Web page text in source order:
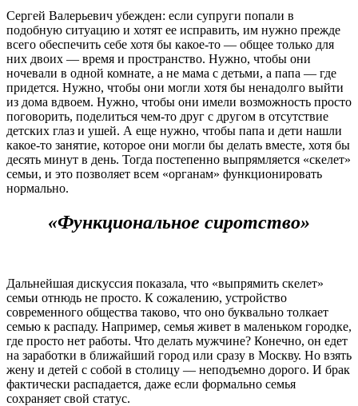
Сергей Валерьевич убежден: если супруги попали в
подобную ситуацию и хотят ее исправить, им нужно прежде
всего обеспечить себе хотя бы какое-то — общее только для
них двоих — время и пространство. Нужно, чтобы они
ночевали в одной комнате, а не мама с детьми, а папа — где
придется. Нужно, чтобы они могли хотя бы ненадолго выйти
из дома вдвоем. Нужно, чтобы они имели возможность просто
поговорить, поделиться чем-то друг с другом в отсутствие
детских глаз и ушей. А еще нужно, чтобы папа и дети нашли
какое-то занятие, которое они могли бы делать вместе, хотя бы
десять минут в день. Тогда постепенно выпрямляется «скелет»
семьи, и это позволяет всем «органам» функционировать
нормально.
«Функциональное сиротство»
Дальнейшая дискуссия показала, что «выпрямить скелет»
семьи отнюдь не просто. К сожалению, устройство
современного общества таково, что оно буквально толкает
семью к распаду. Например, семья живет в маленьком городке,
где просто нет работы. Что делать мужчине? Конечно, он едет
на заработки в ближайший город или сразу в Москву. Но взять
жену и детей с собой в столицу — неподъемно дорого. И брак
фактически распадается, даже если формально семья
сохраняет свой статус.